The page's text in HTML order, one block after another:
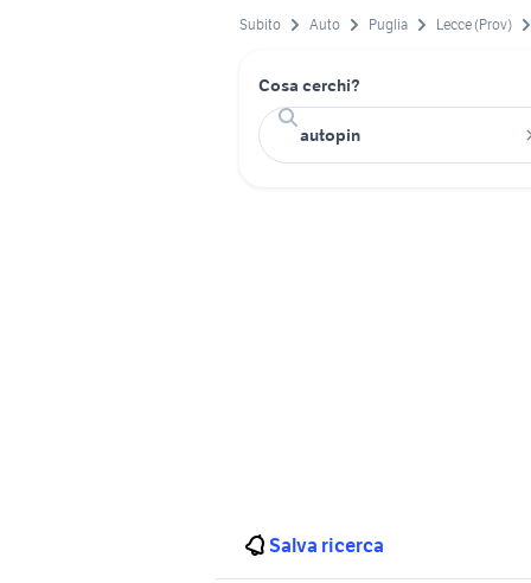
Subito Auto Puglia Lecce (Prov)
Cosa cerchi?
Salva ricerca